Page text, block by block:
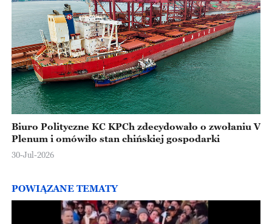
Biuro Polityczne KC KPCh zdecydowało o zwołaniu V
Plenum i omówiło stan chińskiej gospodarki
30-Jul-2026
POWIĄZANE TEMATY